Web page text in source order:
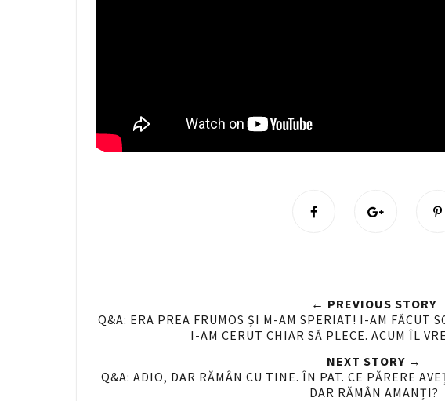
n
F
a
c
e
n
G
o
o
g
← PREVIOUS STORY
Q&A: ERA PREA FRUMOS ȘI M-AM SPERIAT! I-AM FĂCUT
I-AM CERUT CHIAR SĂ PLECE. ACUM ÎL
NEXT STORY →
Q&A: ADIO, DAR RĂMÂN CU TINE. ÎN PAT. CE PĂRERE
DAR RĂMÂN AMANȚI?